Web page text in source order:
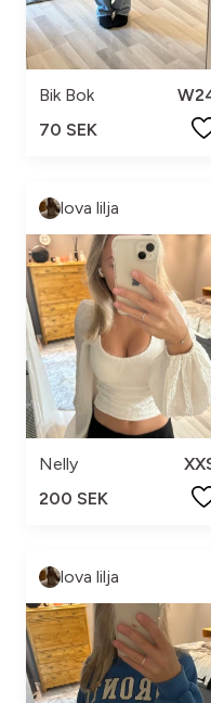
Bik Bok
70 SEK
lova lilja
Nelly
200 SEK
lova lilja